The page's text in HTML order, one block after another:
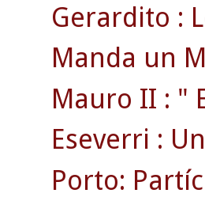
Gerardito :
Manda un
Mauro II : "
Eseverri :
Porto: